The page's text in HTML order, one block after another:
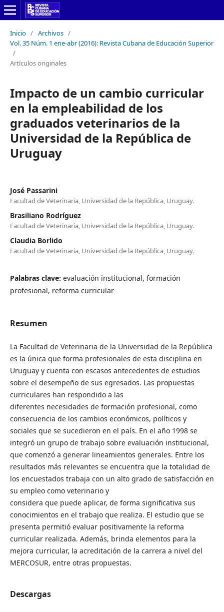
Inicio / Archivos /
Vol. 35 Núm. 1 ene-abr (2016): Revista Cubana de Educación Superior
/
Artículos originales
Impacto de un cambio curricular
en la empleabilidad de los
graduados veterinarios de la
Universidad de la República de
Uruguay
José Passarini
Facultad de Veterinaria, Universidad de la República, Uruguay.
Brasiliano Rodríguez
Facultad de Veterinaria, Universidad de la República, Uruguay.
Claudia Borlido
Facultad de Veterinaria, Universidad de la República, Uruguay.
Palabras clave: evaluación institucional, formación
profesional, reforma curricular
Resumen
La Facultad de Veterinaria de la Universidad de la República
es la única que forma profesionales de esta disciplina en
Uruguay y cuenta con escasos antecedentes de estudios
sobre el desempeño de sus egresados. Las propuestas
curriculares han respondido a las
diferentes necesidades de formación profesional, como
consecuencia de los cambios económicos, políticos y
sociales que se sucedieron en el país. En el año 1998 se
integró un grupo de trabajo sobre evaluación institucional,
que comenzó a generar lineamientos generales. Entre los
resultados más relevantes se encuentra que la totalidad de
los encuestados trabaja con un alto grado de satisfacción en
su empleo como veterinario y
considera que puede aplicar, de forma significativa sus
conocimientos en el trabajo que realiza. El estudio que se
presenta permitió evaluar positivamente la reforma
curricular realizada. Además, brinda elementos para la
mejora curricular, la acreditación de la carrera a nivel del
MERCOSUR, entre otras propuestas.
Descargas